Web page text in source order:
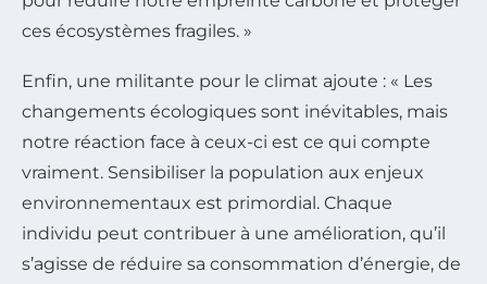
ces écosystèmes fragiles. »
Enfin, une militante pour le climat ajoute : « Les
changements écologiques sont inévitables, mais
notre réaction face à ceux-ci est ce qui compte
vraiment. Sensibiliser la population aux enjeux
environnementaux est primordial. Chaque
individu peut contribuer à une amélioration, qu’il
s’agisse de réduire sa consommation d’énergie, de